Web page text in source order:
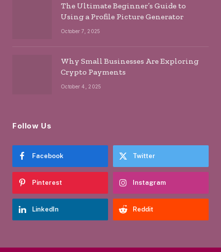
The Ultimate Beginner’s Guide to
Using a Profile Picture Generator
October 7, 2025
Why Small Businesses Are Exploring
Crypto Payments
October 4, 2025
Follow Us
Facebook Twitter
Pinterest Instagram
LinkedIn Reddit